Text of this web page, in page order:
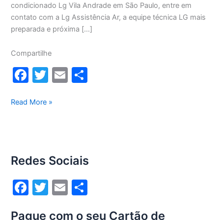
condicionado Lg Vila Andrade em São Paulo, entre em
contato com a Lg Assistência Ar, a equipe técnica LG mais
preparada e próxima […]
Compartilhe
F
c
o
o
k
T
itt
E
Manutenção
Andrade
Read More »
Redes Sociais
F
T
E
Pague com o seu Cartão de